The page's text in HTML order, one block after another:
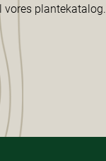
plantekatalog.